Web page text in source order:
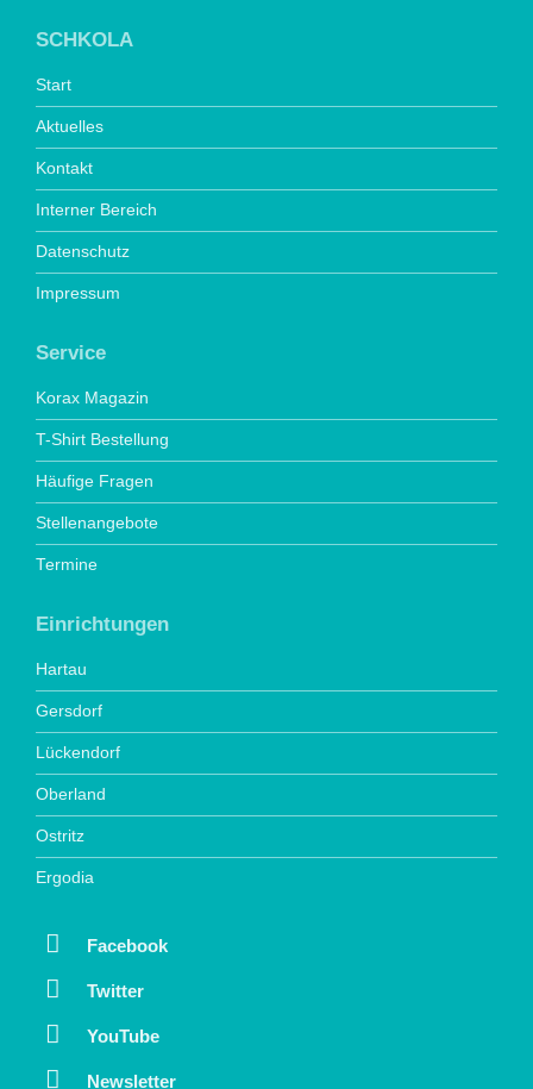
SCHKOLA
Start
Aktuelles
Kontakt
Interner Bereich
Datenschutz
Impressum
Service
Korax Magazin
T-Shirt Bestellung
Häufige Fragen
Stellenangebote
Termine
Einrichtungen
Hartau
Gersdorf
Lückendorf
Oberland
Ostritz
Ergodia
Facebook
Twitter
YouTube
Newsletter